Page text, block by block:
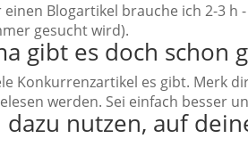
Blogartikel brauche ich 2-3
gesucht wird).
gibt es doch schon
Konkurrenzartikel es gibt. Merk
werden. Sei einfach besser
nutzen, auf